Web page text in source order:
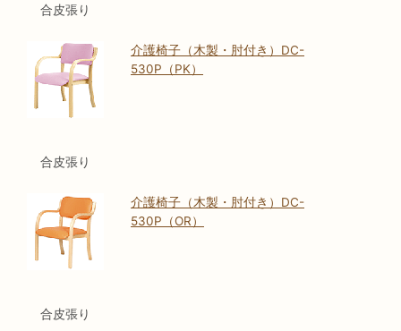
合皮張り
合皮張り
介護椅子（木製・肘付き）DC-
530P（PK）
合皮張り
介護椅子（木製・肘付き）DC-
530P（OR）